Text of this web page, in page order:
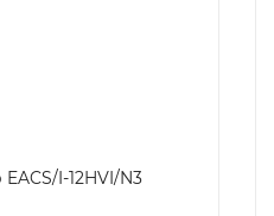
I-12HVI/N3